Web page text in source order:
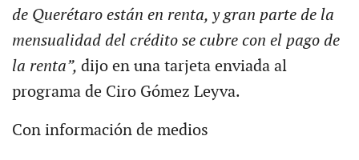
de Querétaro están en renta, y gran parte de la
mensualidad del crédito se cubre con el pago de
la renta”, dijo en una tarjeta enviada al
programa de Ciro Gómez Leyva.
Con información de medios